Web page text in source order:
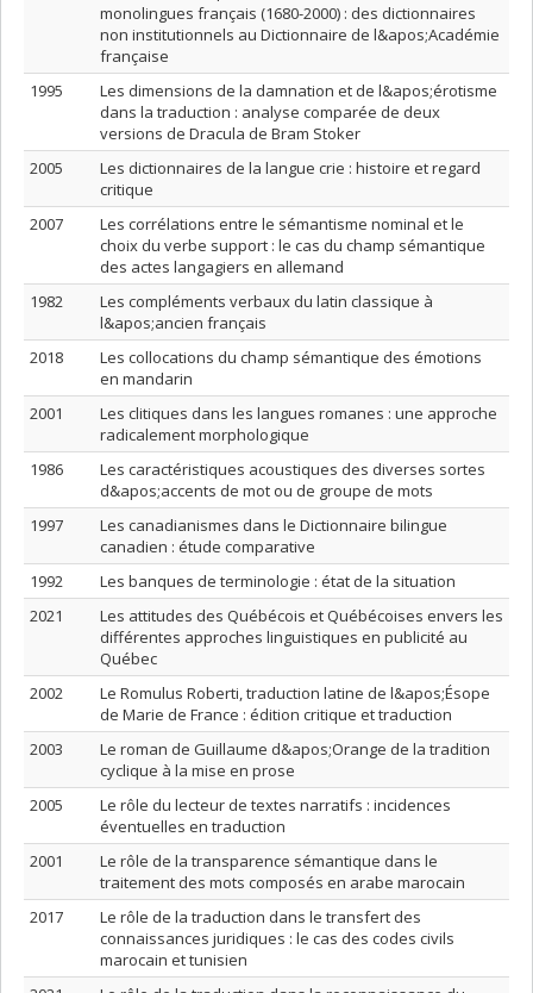
monolingues français (1680-2000) : des dictionnaires
non institutionnels au Dictionnaire de l&apos;Académie
française
1995
Les dimensions de la damnation et de l&apos;érotisme
dans la traduction : analyse comparée de deux
versions de Dracula de Bram Stoker
2005
Les dictionnaires de la langue crie : histoire et regard
critique
2007
Les corrélations entre le sémantisme nominal et le
choix du verbe support : le cas du champ sémantique
des actes langagiers en allemand
1982
Les compléments verbaux du latin classique à
l&apos;ancien français
2018
Les collocations du champ sémantique des émotions
en mandarin
2001
Les clitiques dans les langues romanes : une approche
radicalement morphologique
1986
Les caractéristiques acoustiques des diverses sortes
d&apos;accents de mot ou de groupe de mots
1997
Les canadianismes dans le Dictionnaire bilingue
canadien : étude comparative
1992
Les banques de terminologie : état de la situation
2021
Les attitudes des Québécois et Québécoises envers les
différentes approches linguistiques en publicité au
Québec
2002
Le Romulus Roberti, traduction latine de l&apos;Ésope
de Marie de France : édition critique et traduction
2003
Le roman de Guillaume d&apos;Orange de la tradition
cyclique à la mise en prose
2005
Le rôle du lecteur de textes narratifs : incidences
éventuelles en traduction
2001
Le rôle de la transparence sémantique dans le
traitement des mots composés en arabe marocain
2017
Le rôle de la traduction dans le transfert des
connaissances juridiques : le cas des codes civils
marocain et tunisien